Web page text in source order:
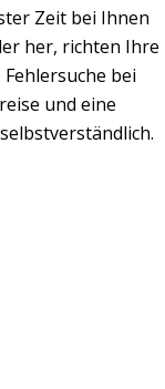
Zeit bei Ihnen
her, richten Ihre
bei
und eine